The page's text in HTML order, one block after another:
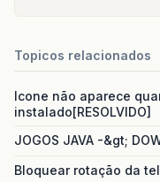
Topicos relacionados
Icone não aparece
instalado[RESOLVIDO]
JOGOS JAVA -&gt;
Bloquear rotação da